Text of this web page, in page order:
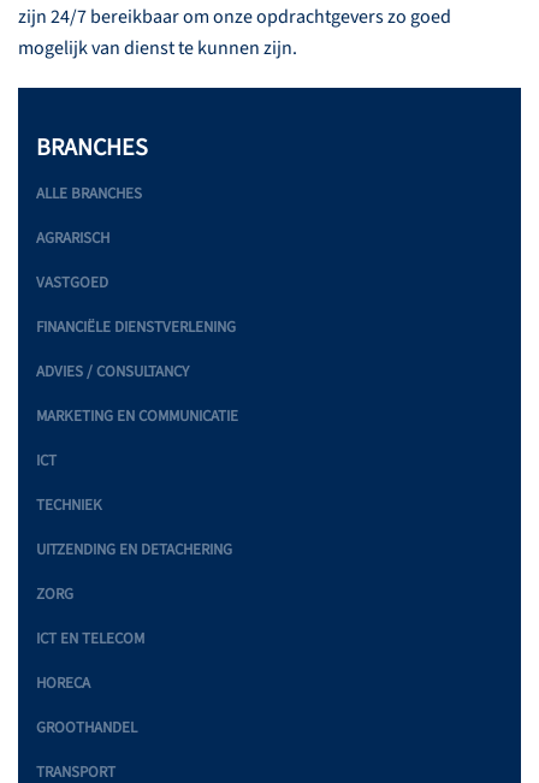
zijn 24/7 bereikbaar om onze opdrachtgevers zo goed
mogelijk van dienst te kunnen zijn.
BRANCHES
ALLE BRANCHES
AGRARISCH
VASTGOED
FINANCIËLE DIENSTVERLENING
ADVIES / CONSULTANCY
MARKETING EN COMMUNICATIE
ICT
TECHNIEK
UITZENDING EN DETACHERING
ZORG
ICT EN TELECOM
HORECA
GROOTHANDEL
TRANSPORT